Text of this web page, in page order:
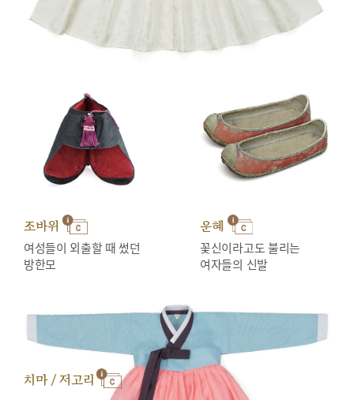
조바위
여성들이 외출할 때 썼던
방한모
운혜
꽃신이라고도 불리는
여자들의 신발
치마 / 저고리